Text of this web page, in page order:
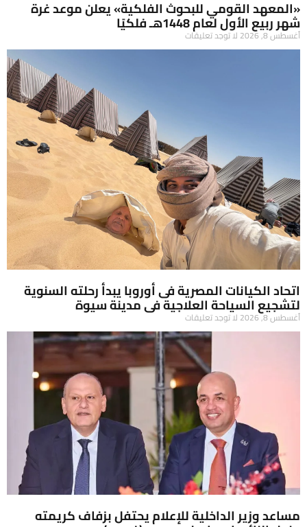
«المعهد القومي للبحوث الفلكية» يعلن موعد غرة
شهر ربيع الأول لعام 1448هـ فلكيًا
أغسطس 8, 2026 لا توجد تعليقات
اتحاد الكيانات المصرية فى أوروبا يبدأ رحلته السنوية
لتشجيع السياحة العلاجية فى مدينة سيوة
أغسطس 8, 2026 لا توجد تعليقات
مساعد وزير الداخلية للإعلام يحتفل بزفاف كريمته